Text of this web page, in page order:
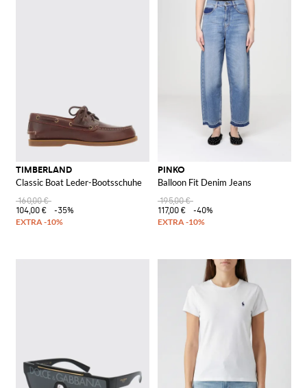
TIMBERLAND
Classic Boat Leder-Bootsschuhe
160,00 €
104,00 €
-35%
PINKO
Balloon Fit Denim Jeans
195,00 €
117,00 €
-40%